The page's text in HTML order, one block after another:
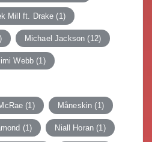
Mill ft. Drake (1)
Michael Jackson (12)
Webb (1)
(1) Måneskin (1)
(1) Niall Horan (1)